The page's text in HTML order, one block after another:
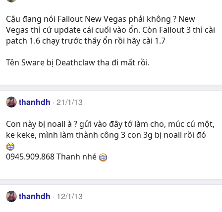
Cậu đang nói Fallout New Vegas phải không ? New
Vegas thì cứ update cái cuối vào ổn. Còn Fallout 3 thì cài
patch 1.6 chạy trước thấy ổn rồi hãy cài 1.7
Tên Sware bị Deathclaw tha đi mất rồi.
thanhdh 21/1/13
Con này bị noall à ? gửi vào đây tớ làm cho, múc cú một,
ke keke, mình làm thành công 3 con 3g bị noall rồi đó
0945.909.868 Thanh nhé
thanhdh 12/1/13